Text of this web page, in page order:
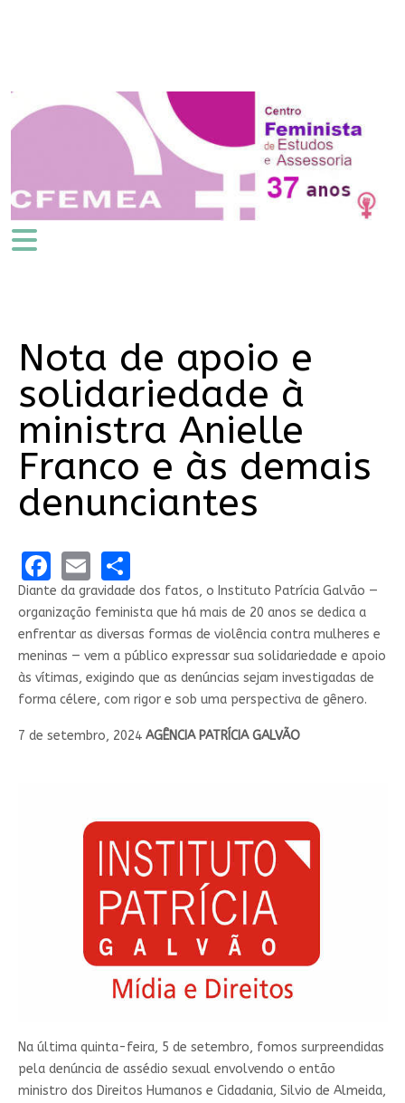
Nota de apoio e
solidariedade à
ministra Anielle
Franco e às demais
denunciantes
Facebook
EmailShare
Diante da gravidade dos fatos, o Instituto Patrícia Galvão —
organização feminista que há mais de 20 anos se dedica a
enfrentar as diversas formas de violência contra mulheres e
meninas — vem a público expressar sua solidariedade e apoio
às vítimas, exigindo que as denúncias sejam investigadas de
forma célere, com rigor e sob uma perspectiva de gênero.
7 de setembro, 2024 AGÊNCIA PATRÍCIA GALVÃO
Na última quinta-feira, 5 de setembro, fomos surpreendidas
pela denúncia de assédio sexual envolvendo o então
ministro dos Direitos Humanos e Cidadania, Silvio de Almeida,